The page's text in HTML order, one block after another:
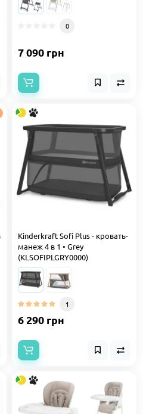
0
7 090 грн
Kinderkraft Sofi Plus - кровать-
манеж 4 в 1 • Grey
(KLSOFIPLGRY0000)
1
6 290 грн